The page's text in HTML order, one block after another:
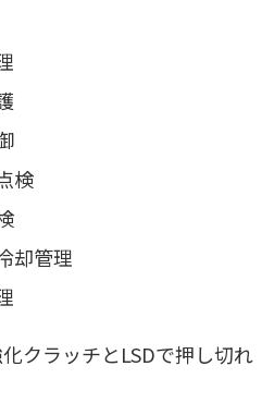
検
却管理
クラッチとLSDで押し切れ